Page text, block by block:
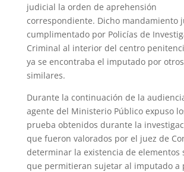
judicial la orden de aprehensión
correspondiente. Dicho mandamiento
cumplimentado por Policías de
Criminal al interior del centro
ya se encontraba el imputado por
similares.
Durante la continuación de la
agente del Ministerio Público expuso
prueba obtenidos durante la
que fueron valorados por el juez de
determinar la existencia de elementos
que permitieran sujetar al imputado a